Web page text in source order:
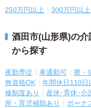
250万円以上 300万円以上
酒田市(山形県)の
から探す
夜勤専従 車通勤可 寮・
無資格OK
年間休日110日
修制度あり
産休･育休･介
所・育児補助あり
ボーナ